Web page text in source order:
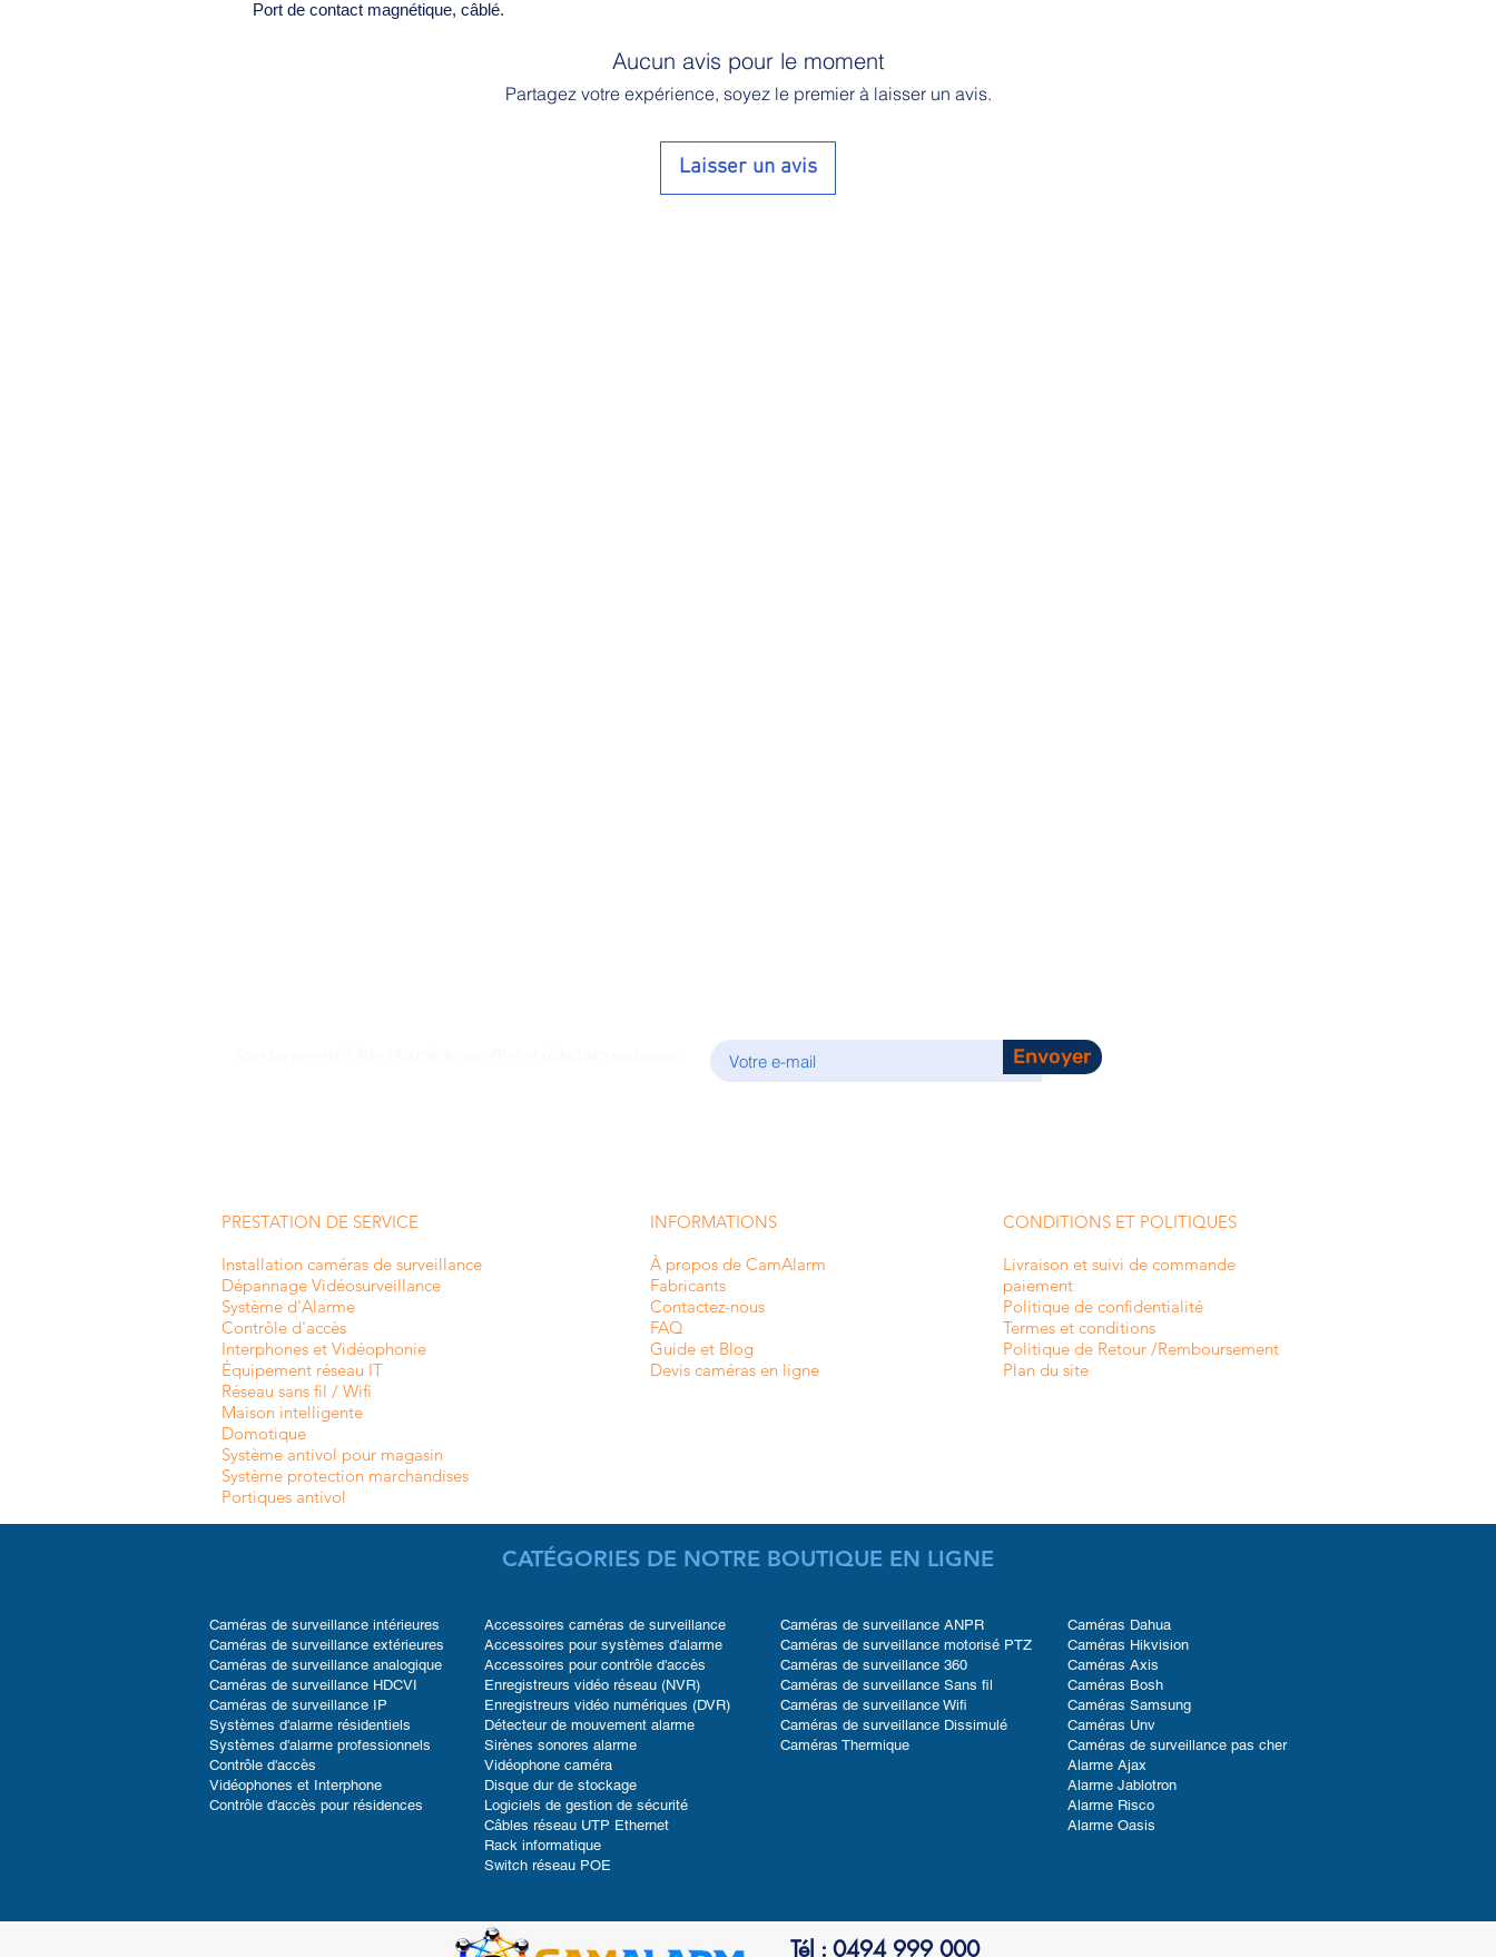
Port de contact magnétique, câblé.
Aucun avis pour le moment
Partagez votre expérience, soyez le premier à laisser un avis.
Laisser un avis
Envoyer
PRESTATION DE SERVICE
Installation caméras de surveillance
Dépannage Vidéosurveillance
Système d'Alarme
Contrôle d'accès
Interphones et Vidéophonie
Équipement réseau IT
Réseau sans fil / Wifi
Maison intelligente
Domotique
Système antivol pour magasin
Système protection marchandises
Portiques antivol
INFORMATIONS
À propos de CamAlarm
Fabricants
Contactez-nous
FAQ
Guide et Blog
Devis caméras en ligne
CONDITIONS ET POLITIQUES
Livraison et suivi de commande
paiement
Politique de confidentialité
Termes et conditions
Politique de Retour /Remboursement
Plan du site
CATÉGORIES DE NOTRE BOUTIQUE EN LIGNE
Caméras de surveillance intérieures
Caméras de surveillance extérieures
Caméras de surveillance analogique
Caméras de surveillance HDCVI
Caméras de surveillance IP
Systèmes d'alarme résidentiels
Systèmes d'alarme professionnels
Contrôle d'accès
Vidéophones et Interphone
Contrôle d'accès pour résidences
Accessoires caméras de surveillance
Accessoires pour systèmes d'alarme
Accessoires pour contrôle d'accès
Enregistreurs vidéo réseau (NVR)
Enregistreurs vidéo numériques (DVR)
Détecteur de mouvement alarme
Sirènes sonores alarme
Vidéophone caméra
Disque dur de stockage
Logiciels de gestion de sécurité
Câbles réseau UTP Ethernet
Rack informatique
Switch réseau POE
Caméras de surveillance ANPR
Caméras de surveillance motorisé PTZ
Caméras de surveillance 360
Caméras de surveillance Sans fil
Caméras de surveillance Wifi
Caméras de surveillance Dissimulé
Caméras Thermique
Caméras Dahua
Caméras Hikvision
Caméras Axis
Caméras Bosh
Caméras Samsung
Caméras Unv
Caméras de surveillance pas cher
Alarme Ajax
Alarme Jablotron
Alarme Risco
Alarme Oasis
Tél : 0494 999 000